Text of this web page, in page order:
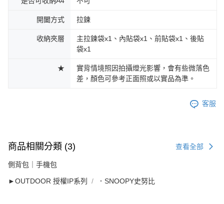
開闔方式 拉鍊
收納夾層
主拉鍊袋x1、內貼袋x1、前貼袋x1、後貼
袋x1
★
實背情境照因拍攝燈光影響，會有些微落色
差，顏色可參考正面照或以實品為準。
客服
商品相關分類 (3) 查看全部
側背包｜手機包
►OUTDOOR 授權IP系列 ．SNOOPY史努比